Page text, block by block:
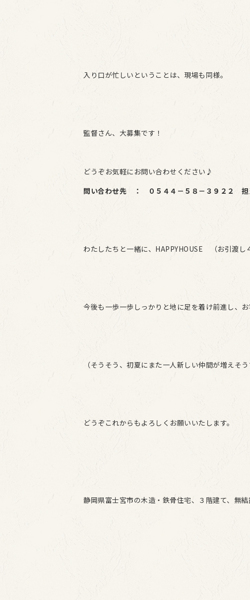
入り口が忙しいということは、現場も同様。
監督さん、大募集です！
どうぞお気軽にお問い合わせください♪
問い合わせ先 ： ０５４４－５８－３９２２ 担
わたしたちと一緒に、HAPPYHOUSE （お引渡し
今後も一歩一歩しっかりと地に足を着け前進し、
（そうそう、初夏にまた一人新しい仲間が増えそう
どうぞこれからもよろしくお願いいたします。
静岡県富士宮市の木造・鉄骨住宅、３階建て、無